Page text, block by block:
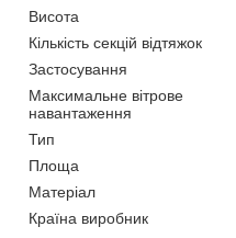
Висота
Кількість секцій відтяжок
Застосування
Максимальне вітрове
навантаження
Тип
Площа
Матеріал
Країна виробник